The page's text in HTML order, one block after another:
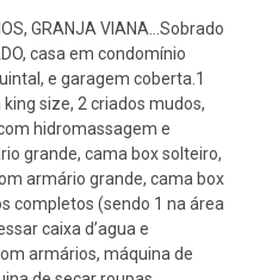
GRANJA VIANA...Sobrado
casa em condomínio
e garagem coberta.1
size, 2 criados mudos,
hidromassagem e
grande, cama box solteiro,
armário grande, cama box
completos (sendo 1 na área
caixa d’agua e
armários, máquina de